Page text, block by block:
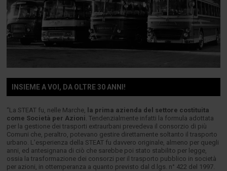
INSIEME A VOI, DA OLTRE 30 ANNI!
“La STEAT fu, nelle Marche,
la prima azienda del settore costituita
come Società per Azioni . Tendenzialmente infatti la formula adottata
per la gestione dei trasporti extraurbani prevedeva il consorzio di più
Comuni che, peraltro, potevano gestire direttamente soltanto il trasporto
urbano. L’esperienza della STEAT fu davvero originale, almeno per quegli
anni, ed antesignana di ciò che sarebbe poi stato stabilito per legge,
ossia la trasformazione dei consorzi per il trasporto pubblico in società
per azioni, in ottemperanza a quanto previsto dal d.lgs. n° 422 del 1997.